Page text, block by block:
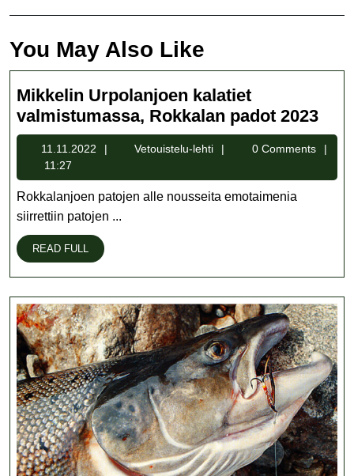
You May Also Like
Mikkelin Urpolanjoen kalatiet
valmistumassa, Rokkalan padot 2023
11.11.2022 11.11.2022
Vetouistelu-lehti
Vetouistelu-
0 Comments
11:27
Rokkalanjoen patojen alle nousseita emotaimenia
siirrettiin patojen ...
READ FULL READ
FULL